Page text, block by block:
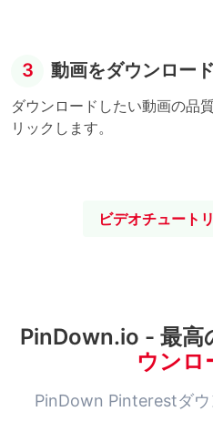
3 動画をダウンロー
ダウンロードしたい動画の品
リックします。
ビデオチュート
PinDown.io - 最高
ウンロ
PinDown Pinterestダ